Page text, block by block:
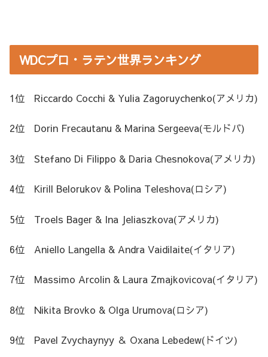
WDCプロ・ラテン世界ランキング
1位 Riccardo Cocchi & Yulia Zagoruychenko(アメリカ)
2位 Dorin Frecautanu & Marina Sergeeva(モルドバ)
3位 Stefano Di Filippo & Daria Chesnokova(アメリカ)
4位 Kirill Belorukov & Polina Teleshova(ロシア)
5位 Troels Bager & Ina Jeliaszkova(アメリカ)
6位 Aniello Langella & Andra Vaidilaite(イタリア)
7位 Massimo Arcolin & Laura Zmajkovicova(イタリア)
8位 Nikita Brovko & Olga Urumova(ロシア)
9位 Pavel Zvychaynyy ＆ Oxana Lebedew(ドイツ)